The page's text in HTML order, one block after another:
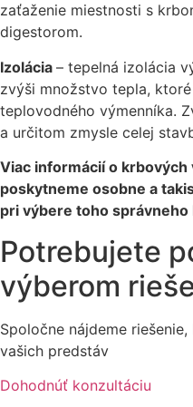
zaťaženie miestnosti s
digestorom.
Izolácia – tepelná izolácia
zvýši množstvo tepla,
teplovodného výmenníka.
a určitom zmysle celej
Viac informácií o krbových
poskytneme osobne a
pri výbere toho správneho
Potrebujete
výberom
Spoločne nájdeme
vašich predstáv
Dohodnúť konzultáciu